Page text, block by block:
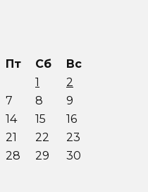
Пт Сб
Вс
1
2
7 8
9
14 15
16
21 22
23
28 29
30